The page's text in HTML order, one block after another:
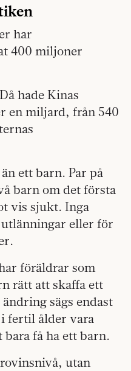
har
400 miljoner
hade Kinas
en miljard, från 540
ett barn. Par på
barn om det första
vis sjukt. Inga
eller för
föräldrar som
rätt att skaffa ett
sägs endast
fertil ålder vara
bara få ha ett barn.
utan